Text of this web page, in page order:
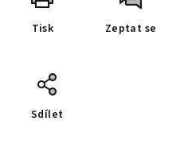
Tisk Zeptat se
Sdílet